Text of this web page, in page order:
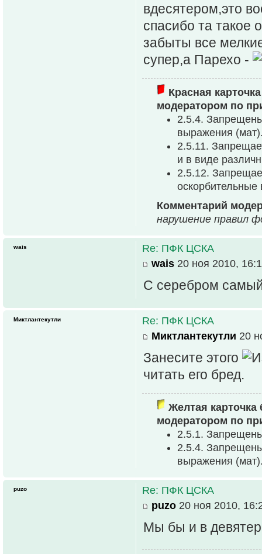
вдесятером,это
спасибо та такое
забыты все
супер,а Парехо -
Красная
модератором по
2.5.4.
выpажения
2.5.11.
и в виде
2.5.12.
Комментарий
нарушение правил
Re: ПФК ЦСКА
wais 20 ноя 2010,
С серебром самый
wais
Re: ПФК ЦСКА
Миктлантекутли 20
Занесите этого
читать его бред.
Желтая карточка
модератором по
2.5.1.
2.5.4.
выpажения
Миктлантекутли
Re: ПФК ЦСКА
puzo 20 ноя 2010,
Мы бы и в
puzo